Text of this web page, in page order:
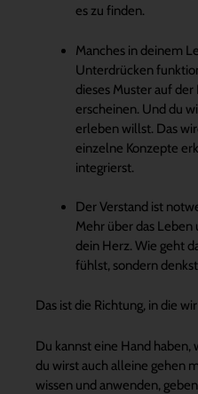
es zu finden.
Manches in deinem
Unterdrücken
dieses Muster auf
erscheinen. Und du
erleben willst. Das
einzelne Konzepte
integrierst.
Der Verstand ist
Mehr über das
dein Herz. Wie geht
fühlst, sondern
Das ist die Richtung, in die
Du kannst eine Hand haben,
du wirst auch alleine gehen
wissen und anwenden,